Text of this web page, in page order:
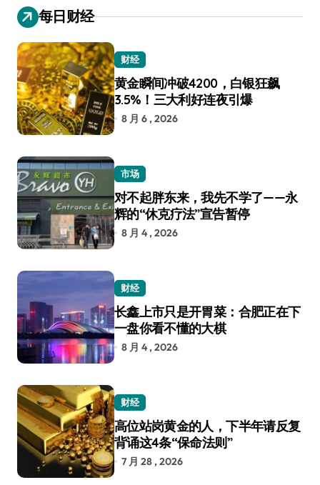
每日财经
财经
黄金瞬间冲破4200，白银狂飙
3.5%！三大利好连夜引爆
8 月 6 , 2026
市场
对不起胖东来，我先不学了——永
辉的“休克疗法”宣告暂停
8 月 4 , 2026
财经
长鑫上市只是开胃菜：合肥正在下
一盘你看不懂的大棋
8 月 4 , 2026
财经
高位站岗黄金的人，下半年请反复
背诵这4条“保命法则”
7 月 28 , 2026